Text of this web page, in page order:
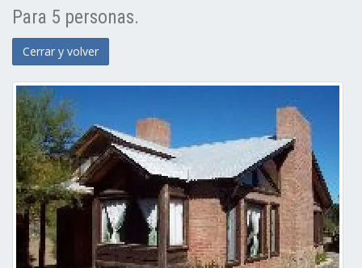
Para 5 personas.
Cerrar y volver